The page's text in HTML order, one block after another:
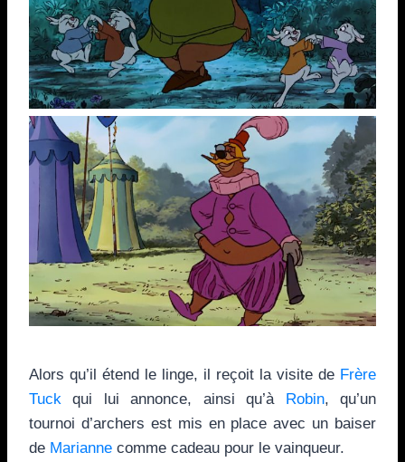
Alors qu’il étend le linge, il reçoit la visite de Frère
Tuck qui lui annonce, ainsi qu’à Robin, qu’un
tournoi d’archers est mis en place avec un baiser
de Marianne comme cadeau pour le vainqueur.